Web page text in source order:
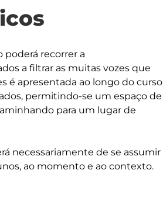
recorrer a
a filtrar as muitas vozes que
é apresentada ao longo do curso
permitindo-se um espaço de
para um lugar de
necessariamente de se assumir